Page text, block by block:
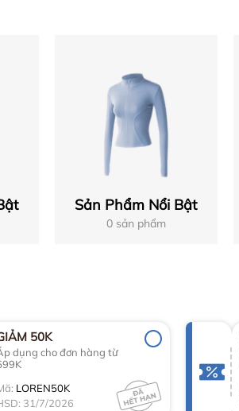
Sản Phẩm Nổi Bật
0 sản phẩm
50K
dụng cho đơn hàng từ
LOREN50K
31/7/2026